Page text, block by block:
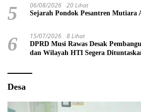
5 06/08/2026 20 Lihat
Sejarah Pondok Pesantren Mutiara
6 15/07/2026 8 Lihat
DPRD Musi Rawas Desak
dan Wilayah HTI Segera
Desa